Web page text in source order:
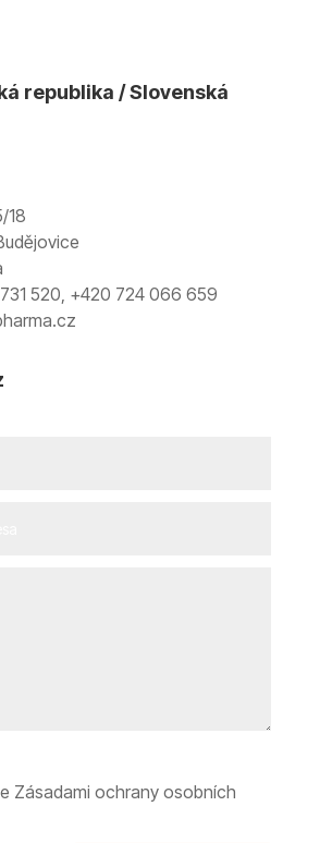
republika / Slovenská
18
520, +420 724 066 659
Zásadami ochrany osobních